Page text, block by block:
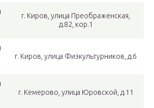
г. Киров, улица Преображенская,
д.82, кор.1
г. Киров, улица Физкультурников, д.6
г. Кемерово, улица Юровской, д.11